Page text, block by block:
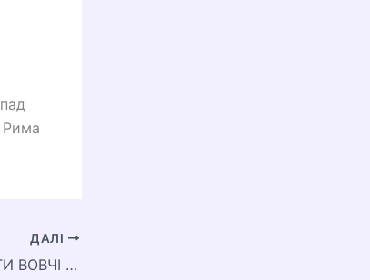
Рима
ДАЛІ
ЩО БУДЕ ЯКЩО З\’ЇСТИ ВОВЧІ ЯГОДИ